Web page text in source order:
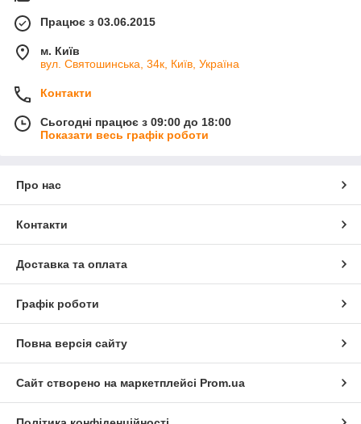
Працює з 03.06.2015
м. Київ
вул. Святошинська, 34к, Київ, Україна
Контакти
Сьогодні працює з 09:00 до 18:00
Показати весь графік роботи
Про нас
Контакти
Доставка та оплата
Графік роботи
Повна версія сайту
Сайт створено на маркетплейсі Prom.ua